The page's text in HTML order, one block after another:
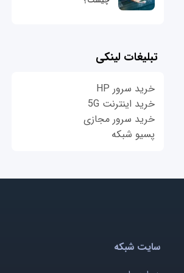
تبلیغات لینکی
خرید سرور HP
خرید اینترنت 5G
خرید سرور مجازی
پسیو شبکه
سایت شبکه